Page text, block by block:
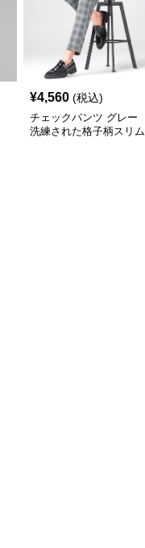
¥4,560 (税込)
チェックパンツ グレー
洗練された格子柄スリム